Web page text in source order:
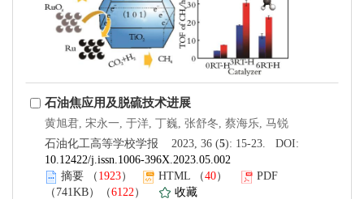
石油焦应用及脱硫技术进展
黄旭君, 宋永一, 于洋, 丁巍, 张舒冬, 蔡海乐, 马锐
石油化工高等学校学报 2023, 36 (5): 15-23. DOI:
10.12422/j.issn.1006-396X.2023.05.002
摘要 （ 1923） HTML （40）
PDF
（741KB）（6122 ）
收藏